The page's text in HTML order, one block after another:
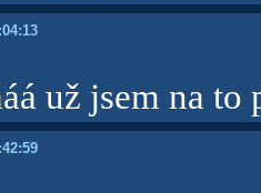
už jsem na to